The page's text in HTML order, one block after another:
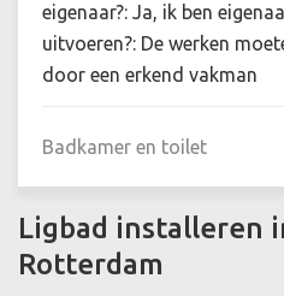
eigenaar?: Ja, ik ben
uitvoeren?: De werken
door een erkend vakman
Badkamer en toilet
Ligbad installeren
Rotterdam